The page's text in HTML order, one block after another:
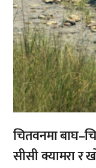
चितवनमा
सीसी क्यामरा र